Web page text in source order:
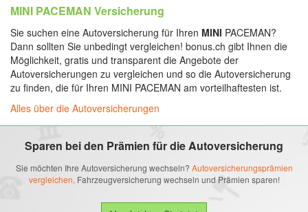
MINI PACEMAN Versicherung
Sie suchen eine Autoversicherung für Ihren MINI PACEMAN?
Dann sollten Sie unbedingt vergleichen! bonus.ch gibt Ihnen die
Möglichkeit, gratis und transparent die Angebote der
Autoversicherungen zu vergleichen und so die Autoversicherung
zu finden, die für Ihren MINI PACEMAN am vorteilhaftesten ist.
Alles über die Autoversicherungen
Sparen bei den Prämien für die Autoversicherung
Sie möchten Ihre Autoversicherung wechseln? Autoversicherungsprämien
vergleichen, Fahrzeugversicherung wechseln und Prämien sparen!